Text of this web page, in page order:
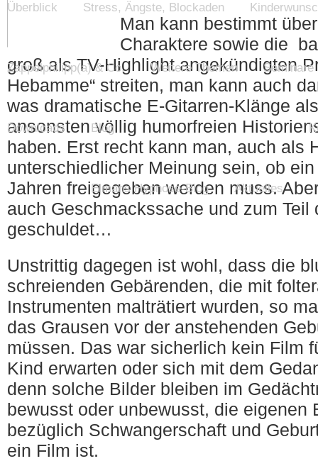
Überblick Stress, Ängste, Blockaden
Zappelphilipp(a) & Co. Weitere Themen Seminare
Downloads Blog
Elmans Hypnose-Blog Aktuelles
Man kann bestimmt
Charaktere sowie die
groß als TV-Highlight angekündigten
Hebamme“ streiten, man kann auch
was dramatische E-Gitarren-Klänge
ansonsten völlig humorfreien
haben. Erst recht kann man, auch als
unterschiedlicher Meinung sein, ob
Jahren freigegeben werden muss.
auch Geschmackssache und zum Teil
geschuldet…
Unstrittig dagegen ist wohl, dass die
schreienden Gebärenden, die mit
Instrumenten malträtiert wurden, so
das Grausen vor der anstehenden
müssen. Das war sicherlich kein Film
Kind erwarten oder sich mit dem
denn solche Bilder bleiben im
bewusst oder unbewusst, die eigenen
bezüglich Schwangerschaft und
ein Film ist.